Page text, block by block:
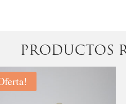
PRODUCTOS